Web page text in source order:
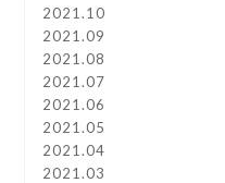
2021.10
2021.09
2021.08
2021.07
2021.06
2021.05
2021.04
2021.03